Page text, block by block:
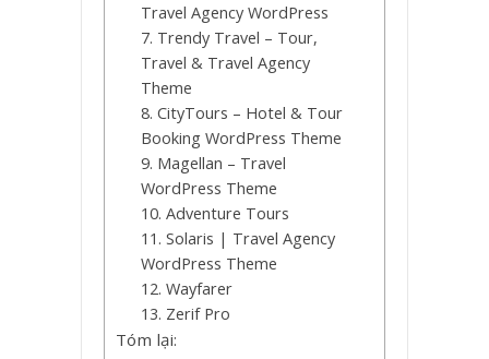
Travel Agency WordPress
7. Trendy Travel – Tour,
Travel & Travel Agency
Theme
8. CityTours – Hotel & Tour
Booking WordPress Theme
9. Magellan – Travel
WordPress Theme
10. Adventure Tours
11. Solaris | Travel Agency
WordPress Theme
12. Wayfarer
13. Zerif Pro
Tóm lại: